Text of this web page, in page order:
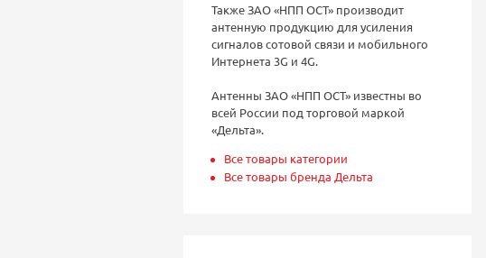
Также ЗАО «НПП ОСТ» производит
антенную продукцию для усиления
сигналов сотовой связи и мобильного
Интернета 3G и 4G.
Антенны ЗАО «НПП ОСТ» известны во
всей России под торговой маркой
«Дельта».
Все товары категории
Все товары бренда Дельта